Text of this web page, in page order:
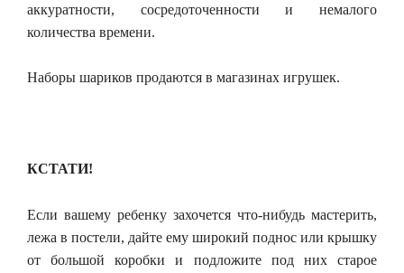
аккуратности, сосредоточенности и немалого
количества времени.
Наборы шариков продаются в магазинах игрушек.
КСТАТИ!
Если вашему ребенку захочется что-нибудь мастерить,
лежа в постели, дайте ему широкий поднос или крышку
от большой коробки и подложите под них старое